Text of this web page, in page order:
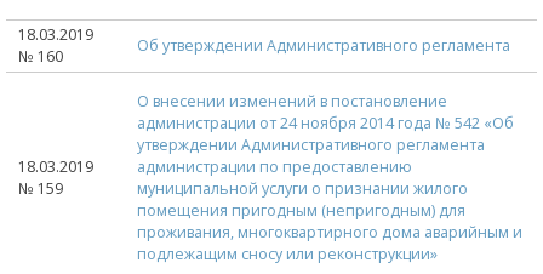
18.03.2019
№ 160
Об утверждении Административного регламента
18.03.2019
№ 159
О внесении изменений в постановление
администрации от 24 ноября 2014 года № 542 «Об
утверждении Административного регламента
администрации по предоставлению
муниципальной услуги о признании жилого
помещения пригодным (непригодным) для
проживания, многоквартирного дома аварийным и
подлежащим сносу или реконструкции»